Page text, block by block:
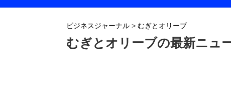
ビジネスジャーナル > むぎとオリーブ
むぎとオリーブの最新ニュ